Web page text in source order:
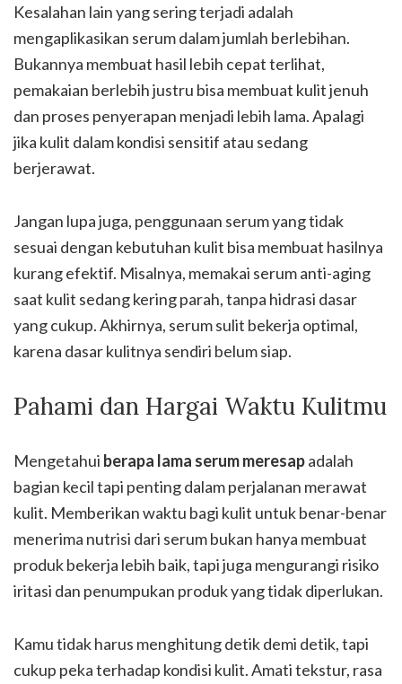
Kesalahan lain yang sering terjadi adalah
mengaplikasikan serum dalam jumlah berlebihan.
Bukannya membuat hasil lebih cepat terlihat,
pemakaian berlebih justru bisa membuat kulit jenuh
dan proses penyerapan menjadi lebih lama. Apalagi
jika kulit dalam kondisi sensitif atau sedang
berjerawat.
Jangan lupa juga, penggunaan serum yang tidak
sesuai dengan kebutuhan kulit bisa membuat hasilnya
kurang efektif. Misalnya, memakai serum anti-aging
saat kulit sedang kering parah, tanpa hidrasi dasar
yang cukup. Akhirnya, serum sulit bekerja optimal,
karena dasar kulitnya sendiri belum siap.
Pahami dan Hargai Waktu Kulitmu
Mengetahui berapa lama serum meresapadalah
bagian kecil tapi penting dalam perjalanan merawat
kulit. Memberikan waktu bagi kulit untuk benar-benar
menerima nutrisi dari serum bukan hanya membuat
produk bekerja lebih baik, tapi juga mengurangi risiko
iritasi dan penumpukan produk yang tidak diperlukan.
Kamu tidak harus menghitung detik demi detik, tapi
cukup peka terhadap kondisi kulit. Amati tekstur, rasa